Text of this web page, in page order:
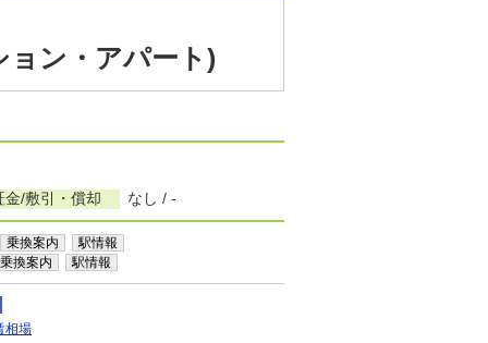
ョン・アパート)
金/敷引・償却 なし / -
乗換案内
駅情報
乗換案内
駅情報
相場